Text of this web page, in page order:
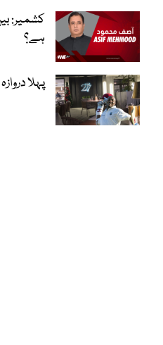
کشمیر:
ہے؟
پہلا دروازہ